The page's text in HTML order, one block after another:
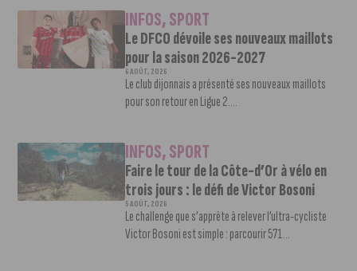
INFOS,SPORT
Le DFCO dévoile ses nouveaux maillots
pour la saison 2026-2027
6 AOÛT, 2026
Le club dijonnais a présenté ses nouveaux maillots
pour son retour en Ligue 2....
INFOS,SPORT
Faire le tour de la Côte-d’Or à vélo en
trois jours : le défi de Victor Bosoni
5 AOÛT, 2026
Le challenge que s’apprête à relever l’ultra-cycliste
Victor Bosoni est simple : parcourir 571...